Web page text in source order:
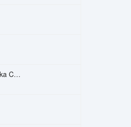
Mindenki Táncol – Majka Curtis, Péter Majoros